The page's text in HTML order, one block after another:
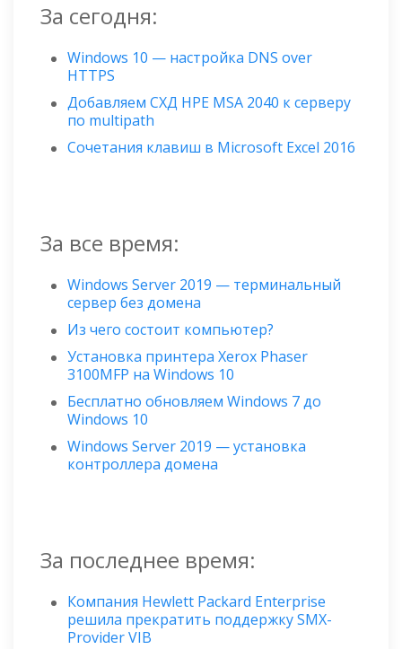
За сегодня:
Windows 10 — настройка DNS over
HTTPS
Добавляем СХД HPE MSA 2040 к серверу
по multipath
Сочетания клавиш в Microsoft Excel 2016
За все время:
Windows Server 2019 — терминальный
сервер без домена
Из чего состоит компьютер?
Установка принтера Xerox Phaser
3100MFP на Windows 10
Бесплатно обновляем Windows 7 до
Windows 10
Windows Server 2019 — установка
контроллера домена
За последнее время:
Компания Hewlett Packard Enterprise
решила прекратить поддержку SMX-
Provider VIB